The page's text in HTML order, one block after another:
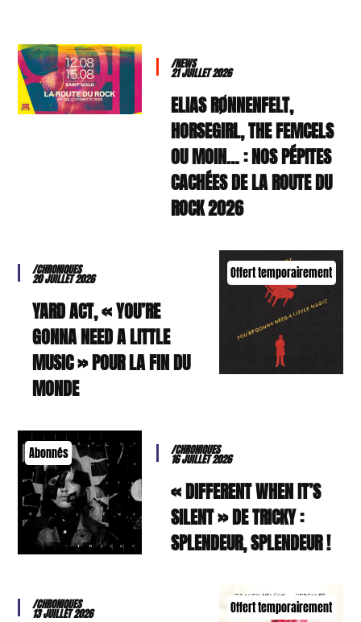
/NEWS
21 JUILLET 2026
ELIAS RØNNENFELT,
HORSEGIRL, THE FEMCELS
OU MOIN… : NOS PÉPITES
CACHÉES DE LA ROUTE DU
ROCK 2026
Offert temporairement
/CHRONIQUES
20 JUILLET 2026
YARD ACT, « YOU’RE
GONNA NEED A LITTLE
MUSIC » POUR LA FIN DU
MONDE
Abonnés /CHRONIQUES
16 JUILLET 2026
« DIFFERENT WHEN IT’S
SILENT » DE TRICKY :
SPLENDEUR, SPLENDEUR !
Offert temporairement
/CHRONIQUES
13 JUILLET 2026